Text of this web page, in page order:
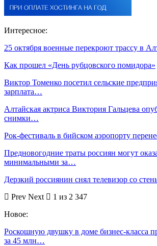
Интересное:
25 октября военные перекроют трассу в
Как прошел «День рубцовского помидора»
Виктор Томенко посетил сельские
зарплата…
Алтайская актриса Виктория Гальцева
снимки…
Рок-фестиваль в бийском аэропорту
Предновогодние траты россиян могут
минимальными за…
Дерзкий россиянин снял телевизор со
Prev Next
1 из 2 347
Новое:
Роскошную двушку в доме бизнес-класса
за 45 млн…